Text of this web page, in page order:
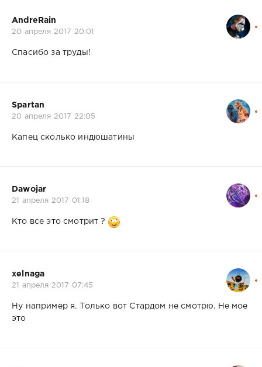
AndreRain
20 апреля 2017 20:01
Спасибо за труды!
Spartan
20 апреля 2017 22:05
Капец сколько индюшатины
Dawojar
21 апреля 2017 01:18
Кто все это смотрит ?
xelnaga
21 апреля 2017 07:45
Ну например я. Только вот Стардом не смотрю. Не мое
это